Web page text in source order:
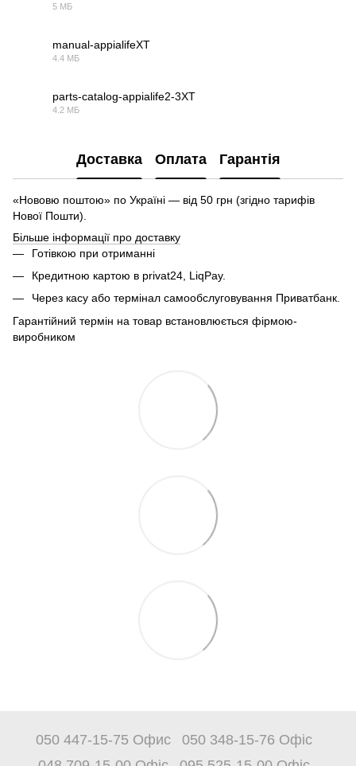
5 МБ
manual-appialifeXT
4.4 МБ
parts-catalog-appialife2-3XT
4.2 МБ
Доставка Оплата Гарантія
«Нововю поштою» по Україні — від 50 грн (згідно тарифів
Нової Пошти).
Більше інформації про доставку
Готівкою при отриманні
Кредитною картою в privat24, LiqPay.
Через касу або термінал самообслуговування Приватбанк.
Гарантійний термін на товар встановлюється фірмою-
виробником
050 447-15-75 Офис
050 348-15-76 Офіс